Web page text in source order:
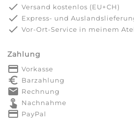
done Versand kostenlos (EU+CH)
done Express- und
done Vor-Ort-Service in meinem
Zahlung
payment Vorkasse
euro_symbol Barzahlung
markunread Rechnung
touch_app Nachnahme
credit_card PayPal